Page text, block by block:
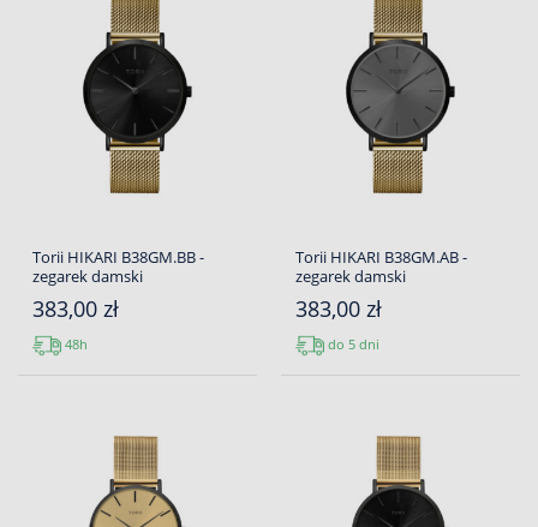
Torii HIKARI B38GM.BB -
zegarek damski
383,00 zł
48h
Torii HIKARI B38GM.AB -
zegarek damski
383,00 zł
do 5 dni